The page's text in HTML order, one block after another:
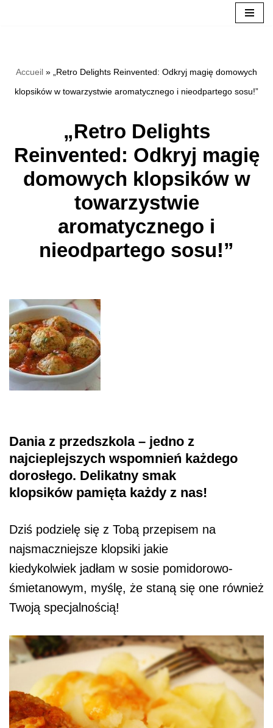
obsah
Accueil »
„Retro Delights Reinvented: Odkryj magię domowych
klopsików w towarzystwie aromatycznego i nieodpartego sosu!”
„Retro Delights
Reinvented: Odkryj magię
domowych klopsików w
towarzystwie
aromatycznego i
nieodpartego sosu!”
Dania z przedszkola– jedno z
najcieplejszych wspomnień każdego
dorosłego. Delikatny smak
klopsików pamięta każdy z nas!
Dziś podzielę się z Tobą przepisem na
najsmaczniejsze klopsiki jakie
kiedykolwiek jadłam w sosie pomidorowo-
śmietanowym, myślę, że staną się one również
Twoją specjalnością!